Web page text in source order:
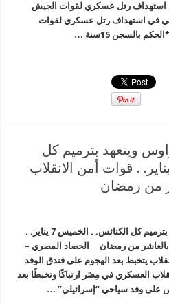
رتل عسكري لقوات الجيش
في استهداف رتل عسكري لقوات
بالسجن 15سنة …
ويتعهد بترميم كل
الكنائس. . الخميس 7 يناير. . قوات أمن الانقلاب
السيسي يعتذر لتواضراوس ويتعهد بترميم كل الكنائس. . الخميس 7 يناير. .
تصفي 3 طلاب بالعاشر من رمضان الحصاد المصري –
يتخبط بعد الهجوم على فندق الوفد
العسكري في مِصْر ارتباكًا وتخبطًا بعد
على وفد سياحي “إسرائيلي” …